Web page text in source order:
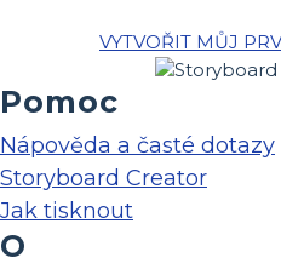
VYTVOŘIT MŮJ
Pomoc
Nápověda a časté dotazy
Storyboard Creator
Jak tisknout
O